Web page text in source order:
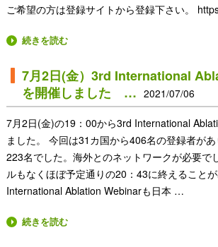
ご希望の方は登録サイトから登録下さい。
続きを読む
7月2日(金）3rd International
を開催しました … 2021/07/06
7月2日(金)の19：00から3rd International
ました。 今回は31カ国から406名の登録者があ
223名でした。海外とのネットワークが必要で
ルもなくほぼ予定通りの20：43に終えることが
International Ablation Webinarも日本 …
続きを読む